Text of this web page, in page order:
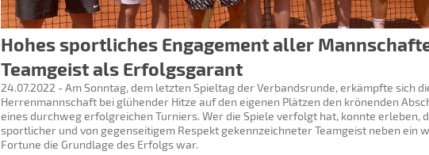
Hohes sportliches Engagement aller
Teamgeist als Erfolgsgarant
24.07.2022 - Am Sonntag, dem letzten Spieltag der Verbandsrunde, erkämpfte sich
Herrenmannschaft bei glühender Hitze auf den eigenen Plätzen den krönenden
eines durchweg erfolgreichen Turniers. Wer die Spiele verfolgt hat, konnte erleben,
sportlicher und von gegenseitigem Respekt gekennzeichneter Teamgeist neben ein
Fortune die Grundlage des Erfolgs war.